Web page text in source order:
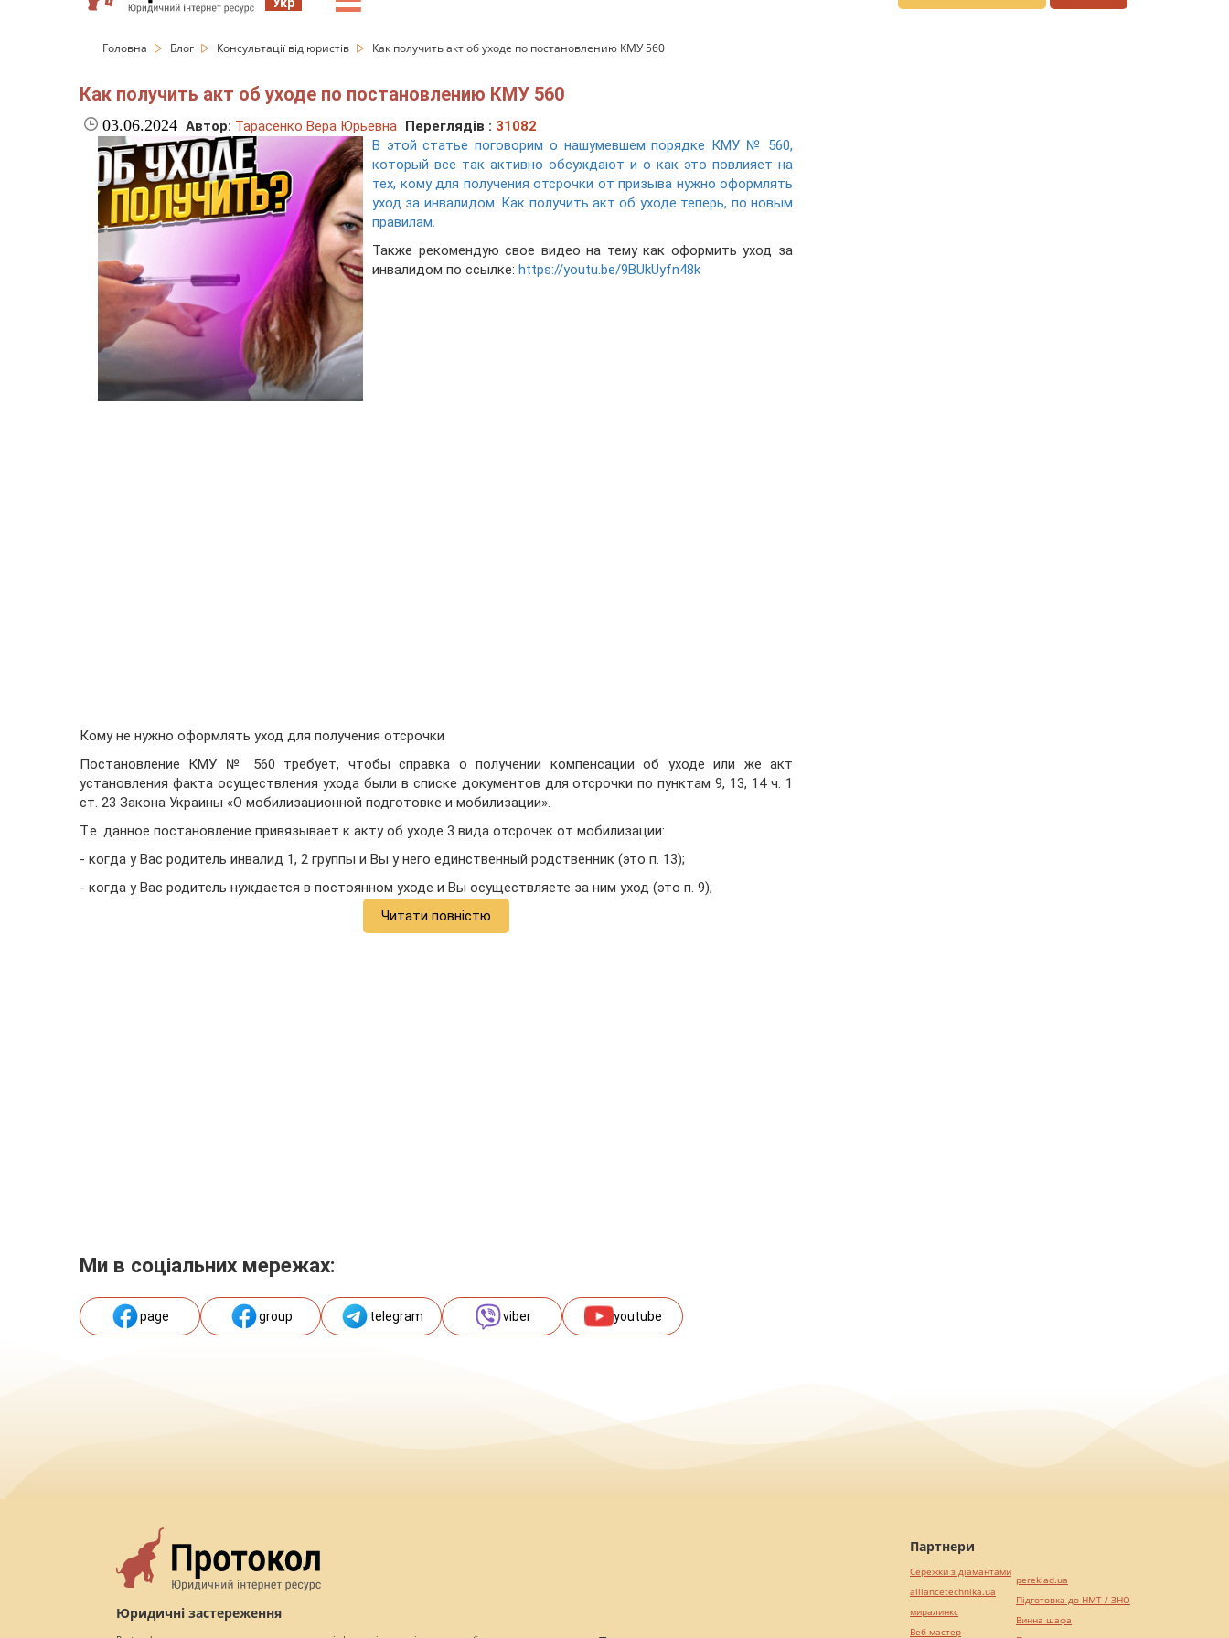
Головна Блог Консультації від юристів Как получить акт об уходе по постановлению КМУ 560
Как получить акт об уходе по постановлению КМУ 560
03.06.2024 Автор: Тарасенко Вера Юрьевна Переглядів : 31082
В этой статье поговорим о нашумевшем порядке КМУ № 560,
который все так активно обсуждают и о как это повлияет на
тех, кому для получения отсрочки от призыва нужно оформлять
уход за инвалидом. Как получить акт об уходе теперь, по новым
правилам.
Также рекомендую свое видео на тему как оформить уход за
инвалидом по ссылке: https://youtu.be/9BUkUyfn48k
Кому не нужно оформлять уход для получения отсрочки
Постановление КМУ № 560 требует, чтобы справка о получении компенсации об уходе или же акт
установления факта осуществления ухода были в списке документов для отсрочки по пунктам 9, 13, 14 ч. 1
ст. 23 Закона Украины «О мобилизационной подготовке и мобилизации».
Т.е. данное постановление привязывает к акту об уходе 3 вида отсрочек от мобилизации:
- когда у Вас родитель инвалид 1, 2 группы и Вы у него единственный родственник (это п. 13);
- когда у Вас родитель нуждается в постоянном уходе и Вы осуществляете за ним уход (это п. 9);
Читати повністю
Ми в соціальних мережах:
page group telegram viber youtube
Юридичні застереження
Партнери
Сережки з діамантами
alliancetechnika.ua
миралинкс
Веб мастер
pereklad.ua
Підготовка до НМТ / ЗНО
Винна шафа